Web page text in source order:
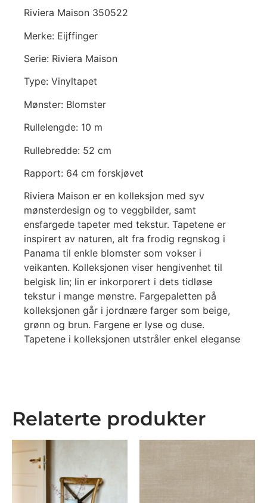
Riviera Maison 350522
Merke: Eijffinger
Serie: Riviera Maison
Type: Vinyltapet
Mønster: Blomster
Rullelengde: 10 m
Rullebredde: 52 cm
Rapport: 64 cm forskjøvet
Riviera Maison er en kolleksjon med syv
mønsterdesign og to veggbilder, samt
ensfargede tapeter med tekstur. Tapetene er
inspirert av naturen, alt fra frodig regnskog i
Panama til enkle blomster som vokser i
veikanten. Kolleksjonen viser hengivenhet til
belgisk lin; lin er inkorporert i dets tidløse
tekstur i mange mønstre. Fargepaletten på
kolleksjonen går i jordnære farger som beige,
grønn og brun. Fargene er lyse og duse.
Tapetene i kolleksjonen utstråler enkel eleganse
Relaterte produkter